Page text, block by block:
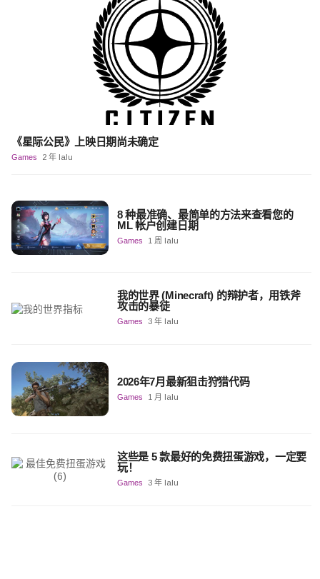
《星际公民》上映日期尚未确定
Games 2 年 lalu
8 种最准确、最简单的方法来查看您的
ML 帐户创建日期
Games 1 周 lalu
我的世界 (Minecraft) 的辩护者，用铁斧
攻击的暴徒
Games 3 年 lalu
2026年7月最新狙击狩猎代码
Games 1 月 lalu
这些是 5 款最好的免费扭蛋游戏，一定要
玩！
Games 3 年 lalu